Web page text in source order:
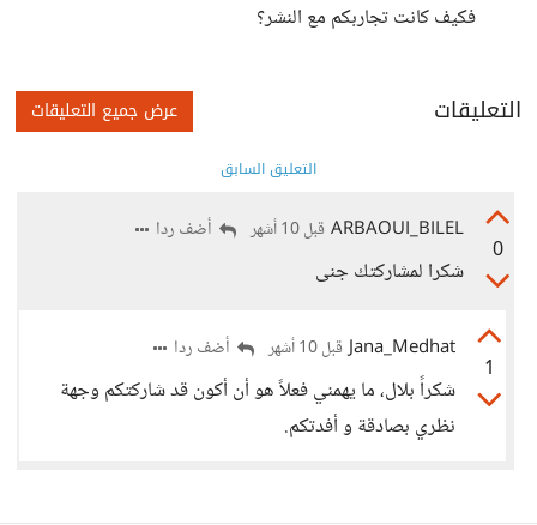
فكيف كانت تجاربكم مع النشر؟
التعليقات عرض جميع التعليقات
التعليق السابق
0
ARBAOUI_BILEL قبل 10 أشهر أضف ردا
شكرا لمشاركتك جنى
1
Jana_Medhat قبل 10 أشهر أضف ردا
شكراً بلال، ما يهمني فعلاً هو أن أكون قد شاركتكم وجهة
نظري بصادقة و أفدتكم.